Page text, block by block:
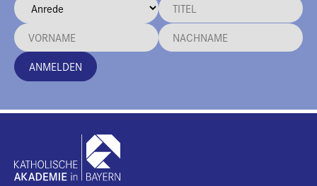
ANMELDEN